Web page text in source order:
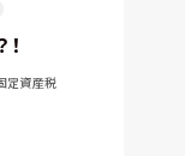
定資産税